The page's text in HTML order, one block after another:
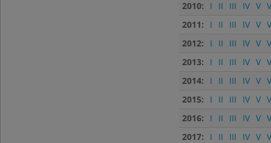
2010:
I II III IV V
2011:
I II III IV V
2012:
I II III IV V
2013:
I II III IV V
2014:
I II III IV V
2015:
I II III IV V
2016:
I II III IV V
2017:
I II III IV V